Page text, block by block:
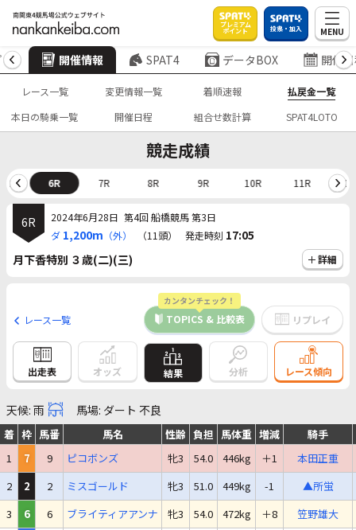
プレミアム
ポイント 投票・加入 MENU
開催情報 SPAT4 データBOX 開催
レース一覧 変更情報一覧 着順速報
払戻金一覧
本日の騎乗一覧
開催日程 組合せ数計算 SPAT4LOTO
競走成績
6R 7R 8R 9R 10R 11R
6R 2024年6月28日 第4回 船橋競馬 第3日
ダ 1,200m （外） （11頭） 発走時刻 17:05
月下香特別 ３歳(二)(三)
詳細
レース一覧
カンタンチェック！
TOPICS & 比較表 リプレイ
出走表 オッズ 結果 分析 レース傾向
天候: 雨 馬場: ダート 不良
着 枠 馬番 馬名 性齢 負担 馬体重 増減
騎手
1
7 9 ピコボンズ 牝3 54.0 446kg ＋1
本田正重
2
2 2 ミスゴールド 牝3 51.0 449kg -1
▲所蛍
3
6 6 ブライティアアンナ 牝3 54.0 472kg ＋8
笠野雄大